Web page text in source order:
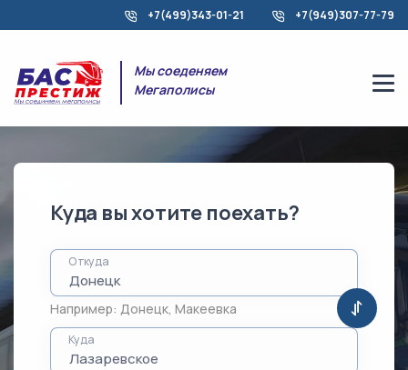
+7(499)343-01-21 +7(949)307-77-79
Мы соеденяем
Мегаполисы
Куда вы хотите поехать?
Откуда
Например: Донецк, Макеевка
Куда